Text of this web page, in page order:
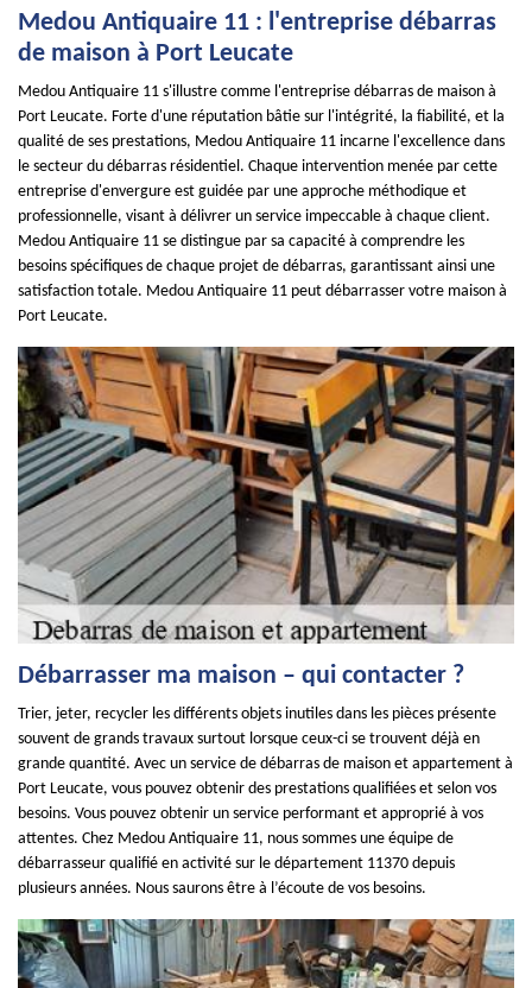
Medou Antiquaire 11 : l'entreprise débarras
de maison à Port Leucate
Medou Antiquaire 11 s'illustre comme l'entreprise débarras de maison à
Port Leucate. Forte d'une réputation bâtie sur l'intégrité, la fiabilité, et la
qualité de ses prestations, Medou Antiquaire 11 incarne l'excellence dans
le secteur du débarras résidentiel. Chaque intervention menée par cette
entreprise d'envergure est guidée par une approche méthodique et
professionnelle, visant à délivrer un service impeccable à chaque client.
Medou Antiquaire 11 se distingue par sa capacité à comprendre les
besoins spécifiques de chaque projet de débarras, garantissant ainsi une
satisfaction totale. Medou Antiquaire 11 peut débarrasser votre maison à
Port Leucate.
Débarrasser ma maison – qui contacter ?
Trier, jeter, recycler les différents objets inutiles dans les pièces présente
souvent de grands travaux surtout lorsque ceux-ci se trouvent déjà en
grande quantité. Avec un service de débarras de maison et appartement à
Port Leucate, vous pouvez obtenir des prestations qualifiées et selon vos
besoins. Vous pouvez obtenir un service performant et approprié à vos
attentes. Chez Medou Antiquaire 11, nous sommes une équipe de
débarrasseur qualifié en activité sur le département 11370 depuis
plusieurs années. Nous saurons être à l’écoute de vos besoins.